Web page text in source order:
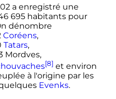
a enregistré une
695 habitantspour
dénombre
Coréens,
Tatars,
Mordves,
[8] et environ
à l'origine par les
Evenks.